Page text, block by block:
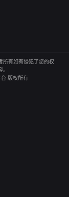
所有如有侵犯了您的权
版权所有